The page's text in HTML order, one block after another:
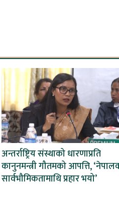
अन्तर्राष्ट्रिय संस्थाको धारणाप्रति
कानुनमन्त्री गौतमको आपत्ति,
सार्वभौमिकतामाथि प्रहार भयो’